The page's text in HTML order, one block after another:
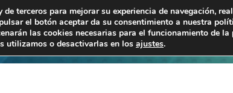
Próximos shows En
terceros para mejorar su experiencia de navegación,
el botón aceptar da su consentimiento a nuestra
las cookies necesarias para el funcionamiento de la
utilizamos o desactivarlas en los ajustes.